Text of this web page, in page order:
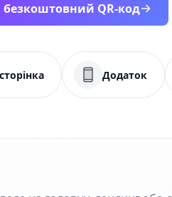
безкоштовний QR-код
Додаток